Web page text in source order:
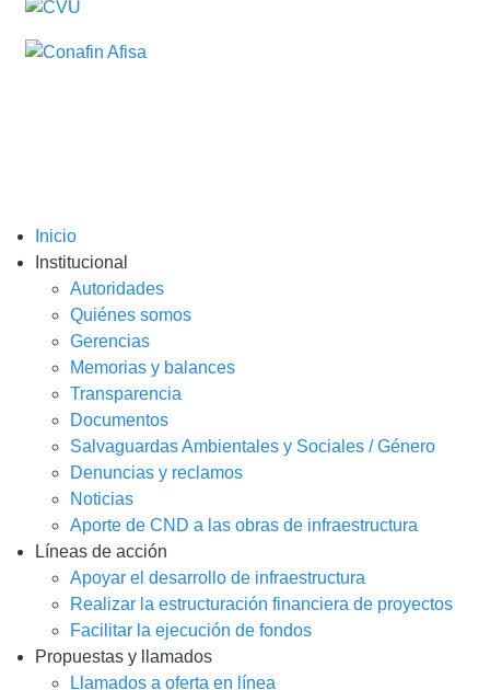
Inicio
Institucional
Autoridades
Quiénes somos
Gerencias
Memorias y balances
Transparencia
Documentos
Salvaguardas Ambientales y Sociales / Género
Denuncias y reclamos
Noticias
Aporte de CND a las obras de infraestructura
Líneas de acción
Apoyar el desarrollo de infraestructura
Realizar la estructuración financiera de proyectos
Facilitar la ejecución de fondos
Propuestas y llamados
Llamados a oferta en línea